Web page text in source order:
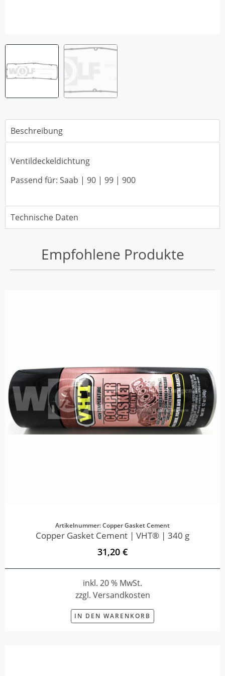
Beschreibung
Ventildeckeldichtung
Passend für: Saab | 90 | 99 | 900
Technische Daten
Empfohlene Produkte
Artikelnummer: Copper Gasket Cement
Copper Gasket Cement | VHT® | 340 g
31,20 €
inkl. 20 % MwSt.
zzgl. Versandkosten
IN DEN WARENKORB